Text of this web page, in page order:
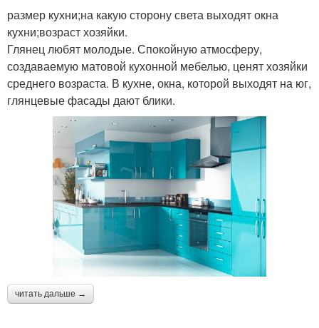
размер кухни;на какую сторону света выходят окна
кухни;возраст хозяйки.
Глянец любят молодые. Спокойную атмосферу,
создаваемую матовой кухонной мебелью, ценят хозяйки
среднего возраста. В кухне, окна, которой выходят на юг,
глянцевые фасады дают блики.
читать дальше →